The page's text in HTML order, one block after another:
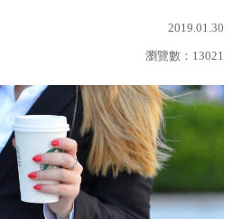
2019.01.30
瀏覽數： 13021